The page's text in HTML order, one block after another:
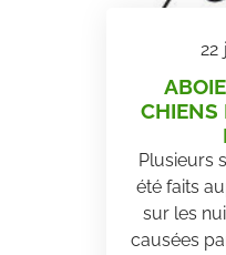
22
CHIENS
Plusieurs
été faits
sur les
causées